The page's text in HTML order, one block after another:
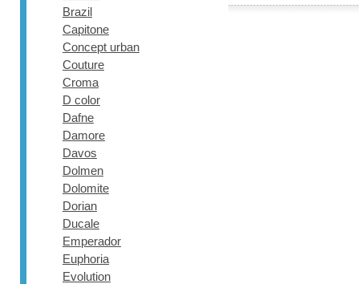
Brazil
Capitone
Concept urban
Couture
Croma
D color
Dafne
Damore
Davos
Dolmen
Dolomite
Dorian
Ducale
Emperador
Euphoria
Evolution